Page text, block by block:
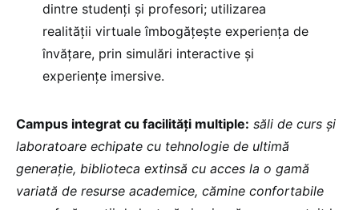
dintre studenți și profesori; utilizarea
realității virtuale îmbogățește experiența de
învățare, prin simulări interactive și
experiențe imersive.
Campus integrat cu facilități multiple: săli de curs și
laboratoare echipate cu tehnologie de ultimă
generație, biblioteca extinsă cu acces la o gamă
variată de resurse academice, cămine confortabile